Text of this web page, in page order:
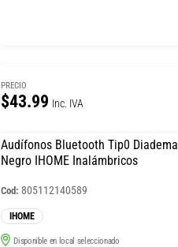
PRECIO
$43.99 Inc. IVA
Audífonos Bluetooth Tip0 Diadema
Negro IHOME Inalámbricos
Cod: 805112140589
IHOME
Disponible en local seleccionado